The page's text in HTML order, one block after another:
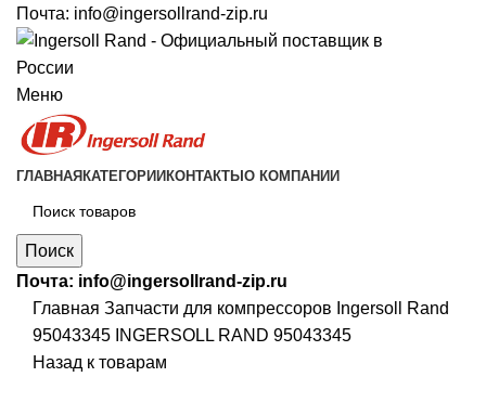
Почта: info@ingersollrand-zip.ru
Меню
ГЛАВНАЯ КАТЕГОРИИ КОНТАКТЫ О КОМПАНИИ
Поиск
Почта: info@ingersollrand-zip.ru
Главная Запчасти для компрессоров Ingersoll Rand
95043345 INGERSOLL RAND 95043345
Назад к товарам